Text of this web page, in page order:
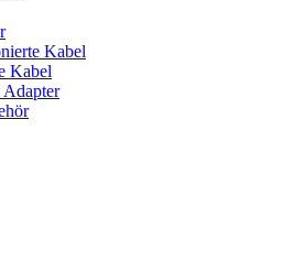
Kabel
Kabel
Adapter